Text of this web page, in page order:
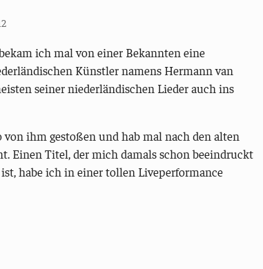
ich mal von einer Bekannten eine
Künstler namens Hermann van
seiner niederländischen Lieder auch ins
ihm gestoßen und hab mal nach den alten
Einen Titel, der mich damals schon beeindruckt
habe ich in einer tollen Liveperformance